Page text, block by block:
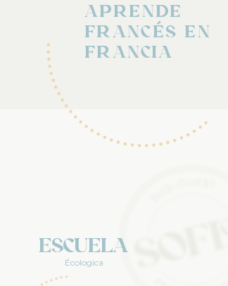
Aprende
Francés en
Francia
Escuela
Écologica